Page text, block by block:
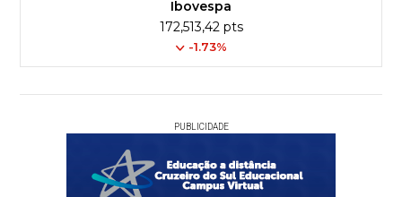
Ibovespa
172,513,42 pts
-1.73%
PUBLICIDADE